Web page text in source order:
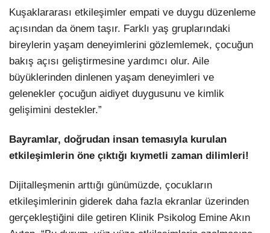
Kuşaklararası etkileşimler empati ve duygu düzenleme
açısından da önem taşır. Farklı yaş gruplarındaki
bireylerin yaşam deneyimlerini gözlemlemek, çocuğun
bakış açısı geliştirmesine yardımcı olur. Aile
büyüklerinden dinlenen yaşam deneyimleri ve
gelenekler çocuğun aidiyet duygusunu ve kimlik
gelişimini destekler.”
Bayramlar, doğrudan insan temasıyla kurulan
etkileşimlerin öne çıktığı kıymetli zaman dilimleri!
Dijitalleşmenin arttığı günümüzde, çocukların
etkileşimlerinin giderek daha fazla ekranlar üzerinden
gerçekleştiğini dile getiren Klinik Psikolog Emine Akın